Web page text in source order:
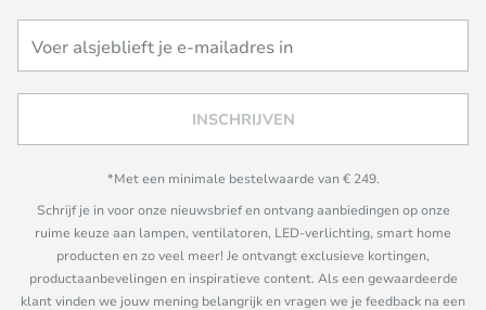
INSCHRIJVEN
*Met een minimale bestelwaarde van € 249.
Schrijf je in voor onze nieuwsbrief en ontvang aanbiedingen op onze
ruime keuze aan lampen, ventilatoren, LED-verlichting, smart home
producten en zo veel meer! Je ontvangt exclusieve kortingen,
productaanbevelingen en inspiratieve content. Als een gewaardeerde
klant vinden we jouw mening belangrijk en vragen we je feedback na een